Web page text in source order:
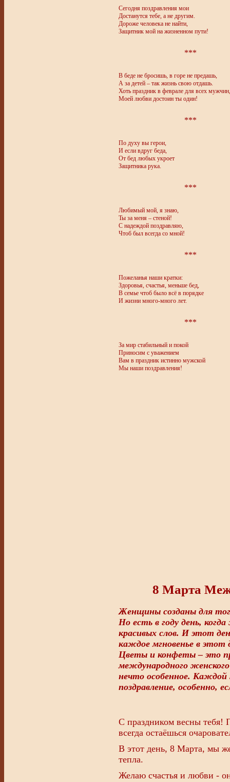
Сегодня поздравления мои
Достанутся тебе, а не другим.
Дороже человека не найти,
Защитник мой на жизненном пути!
***
В беде не бросишь, в горе не предашь,
А за детей – так жизнь свою отдашь.
Хоть праздник в феврале для всех мужчин,
Моей любви достоин ты один!
***
По духу вы герои,
И если вдруг беда,
От бед любых укроет
Защитника рука.
***
Любимый мой, я знаю,
Ты за меня – стеной!
С надеждой поздравляю,
Чтоб был всегда со мной!
***
Пожеланья наши кратки:
Здоровья, счастья, меньше бед,
В семье чтоб было всё в порядке
И жизни много-много лет.
***
За мир стабильный и покой
Приносим с уважением
Вам в праздник истинно мужской
Мы наши поздравления!
8 Марта
Женщины созданы для
Но есть в году день,
красивых слов. И этот
каждое мгновенье в этот
Цветы и конфеты – это
международного
нечто особенное.
поздравление, особенно,
С праздником весны тебя!
всегда остаёшься
В этот день, 8 Марта, мы
тепла.
Желаю счастья и любви -